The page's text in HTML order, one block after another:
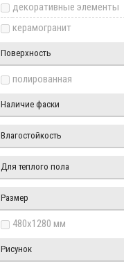
декоративные элементы
керамогранит
Поверхность
полированная
Наличие фаски
Влагостойкость
Для теплого пола
Размер
480x1280 мм
Рисунок